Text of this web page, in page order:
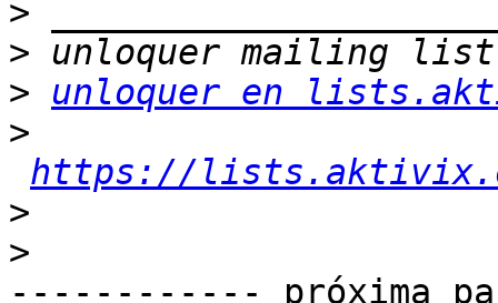
>
>
>
unloquer en
>
https://
>
>
------------ próxima